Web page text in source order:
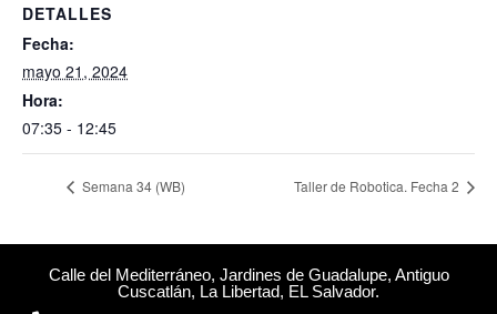
DETALLES
Fecha:
mayo 21, 2024
Hora:
07:35 - 12:45
Semana 34 (WB) Taller de Robotica. Fecha 2
Calle del Mediterráneo, Jardines de Guadalupe, Antiguo
Cuscatlán, La Libertad, EL Salvador.